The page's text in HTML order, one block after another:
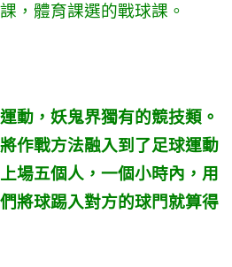
，體育課選的戰球課。
動，妖鬼界獨有的競技類。
作戰方法融入到了足球運動
場五個人，一個小時內，用
將球踢入對方的球門就算得